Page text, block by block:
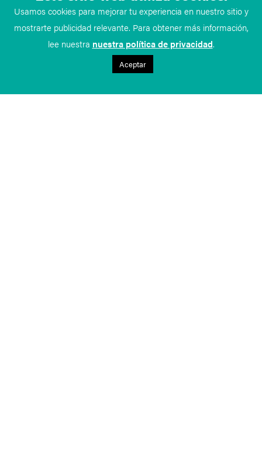
Usamos cookies para mejorar tu experiencia en nuestro sitio y
mostrarte publicidad relevante. Para obtener más información,
lee nuestra nuestra política de privacidad.
Aceptar